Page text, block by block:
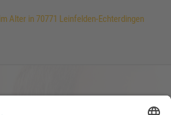
Alter in 70771 Leinfelden-Echterdingen